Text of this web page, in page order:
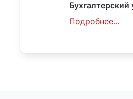
Бухгалтерский
Подробнее...